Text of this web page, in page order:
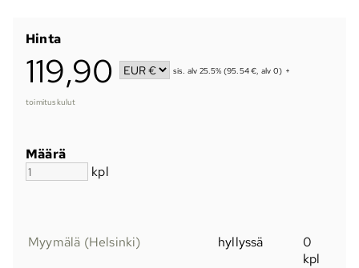
Hinta
119,90 sis. alv 25.5% (95.54 €, alv 0) +
toimituskulut
Määrä
kpl
Myymälä (Helsinki) hyllyssä
0
kpl